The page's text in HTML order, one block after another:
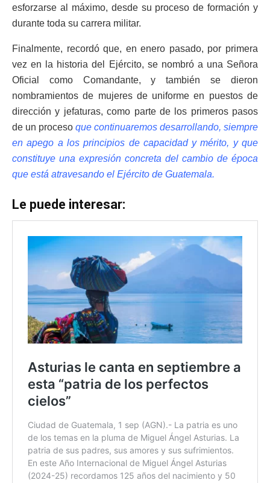
esforzarse al máximo, desde su proceso de formación y
durante toda su carrera militar.
Finalmente, recordó que, en enero pasado, por primera
vez en la historia del Ejército, se nombró a una Señora
Oficial como Comandante, y también se dieron
nombramientos de mujeres de uniforme en puestos de
dirección y jefaturas, como parte de los primeros pasos
de un proceso que continuaremos desarrollando, siempre
en apego a los principios de capacidad y mérito, y que
constituye una expresión concreta del cambio de época
que está atravesando el Ejército de Guatemala.
Le puede interesar: